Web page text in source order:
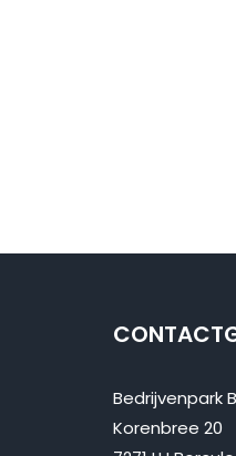
Bedrijvenpark
Korenbree 20